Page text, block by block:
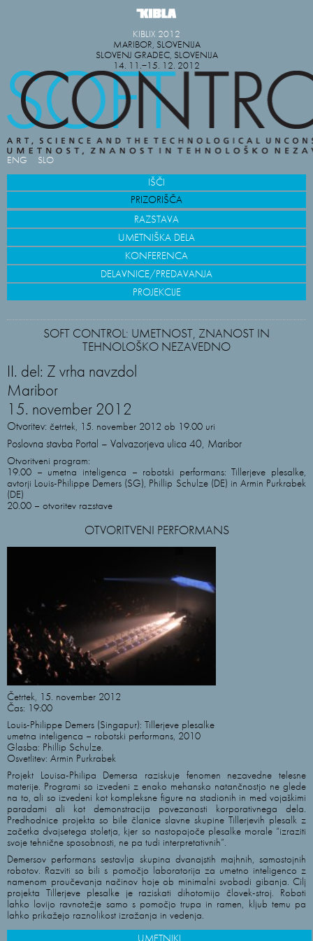
KIBLIX 2012
MARIBOR, SLOVENIJA
SLOVENJ GRADEC, SLOVENIJA
14. 11.−15. 12. 2012
ENG SLO
IŠČI
PRIZORIŠČA
RAZSTAVA
UMETNIŠKA DELA
KONFERENCA
DELAVNICE/PREDAVANJA
PROJEKCIJE
SOFT CONTROL: UMETNOST, ZNANOST IN
TEHNOLOŠKO NEZAVEDNO
II. del: Z vrha navzdol
Maribor
15. november 2012
Otvoritev: četrtek, 15. november 2012 ob 19.00 uri
Poslovna stavba Portal – Valvazorjeva ulica 40, Maribor
Otvoritveni program:
19.00 – umetna inteligenca – robotski performans: Tillerjeve plesalke,
avtorji Louis-Philippe Demers (SG), Phillip Schulze (DE) in Armin Purkrabek
(DE)
20.00 – otvoritev razstave
OTVORITVENI PERFORMANS
Četrtek, 15. november 2012
Čas: 19:00
Louis-Philippe Demers (Singapur): Tillerjeve plesalke
umetna inteligenca – robotski performans, 2010
Glasba: Phillip Schulze.
Osvetlitev: Armin Purkrabek
Projekt Louisa-Philipa Demersa raziskuje fenomen nezavedne telesne
materije. Programi so izvedeni z enako mehansko natančnostjo ne glede
na to, ali so izvedeni kot kompleksne figure na stadionih in med vojaškimi
paradami ali kot demonstracija povezanosti korporativnega dela.
Predhodnice projekta so bile članice slavne skupine Tillerjevih plesalk z
začetka dvajsetega stoletja, kjer so nastopajoče plesalke morale “izraziti
svoje tehnične sposobnosti, ne pa tudi interpretativnih”.
Demersov performans sestavlja skupina dvanajstih majhnih, samostojnih
robotov. Razviti so bili s pomočjo laboratorija za umetno inteligenco z
namenom proučevanja načinov hoje ob minimalni svobodi gibanja. Cilj
projekta Tillerjeve plesalke je raziskati dihotomijo človek-stroj. Roboti
lahko lovijo ravnotežje samo s pomočjo trupa in ramen, kljub temu pa
lahko prikažejo raznolikost izražanja in vedenja.
UMETNIKI